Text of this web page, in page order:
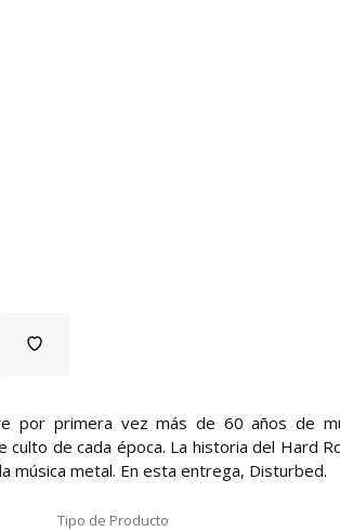
por primera vez más de 60 años de
de cada época. La historia del Hard
música metal. En esta entrega, Disturbed.
Tipo de Producto